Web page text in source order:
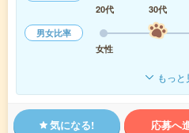
20代
30代
男女比率
女性
もっと
気になる! 応募へ